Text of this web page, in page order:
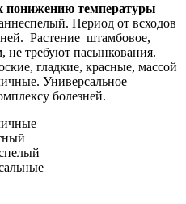
температуры
Период от всходов
Растение штамбовое,
не требуют пасынкования.
гладкие, красные, массой
Универсальное
болезней.